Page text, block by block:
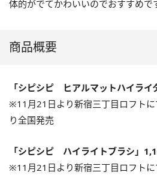
体的がでてかわいいのでおすすめで
商品概要
「シピシピ ヒアルマットハイラ
※11月21日より新宿三丁目ロフト
り全国発売
「シピシピ ハイライトブラシ」
※11月21日より新宿三丁目ロフト